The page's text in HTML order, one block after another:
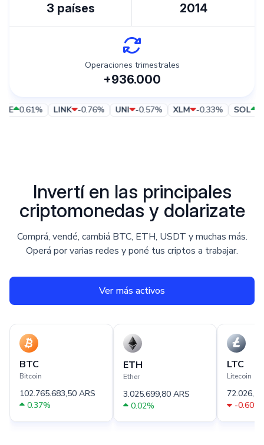
3 países 2014
Operaciones trimestrales
+936.000
% LINK -0.76% UNI -0.57% XLM -0.33% SOL 0.87%
Invertí en las principales
criptomonedas y dolarizate
Comprá, vendé, cambiá BTC, ETH, USDT y muchas más.
Operá por varias redes y poné tus criptos a trabajar.
Ver más activos
BTC
Bitcoin
102.765.683,50 ARS
0.37%
ETH
Ether
3.025.699,80 ARS
0.02%
LTC
Litecoin
-0.60%